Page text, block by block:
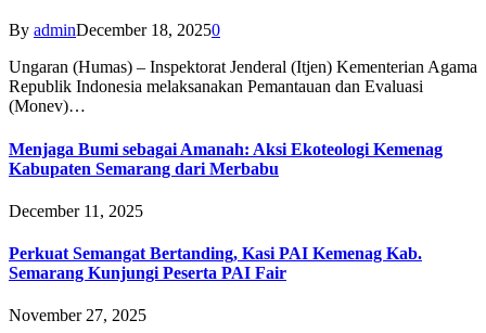
By adminDecember 18, 20250
Ungaran (Humas) – Inspektorat Jenderal (Itjen) Kementerian Agama
Republik Indonesia melaksanakan Pemantauan dan Evaluasi
(Monev)…
Menjaga Bumi sebagai Amanah: Aksi Ekoteologi Kemenag
Kabupaten Semarang dari Merbabu
December 11, 2025
Perkuat Semangat Bertanding, Kasi PAI Kemenag Kab.
Semarang Kunjungi Peserta PAI Fair
November 27, 2025